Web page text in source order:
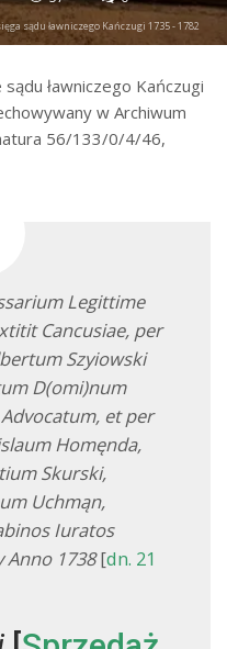
sądu ławniczego Kańczugi 1735 - 1782
ławniczego Kańczugi
w Archiwum
56/133/0/4/46,
Legittime
Cancusiae, per
Szyiowski
D(omi)num
et per
Homęnda,
Skurski,
Uchmąn,
Iuratos
Anno 1738[dn. 21